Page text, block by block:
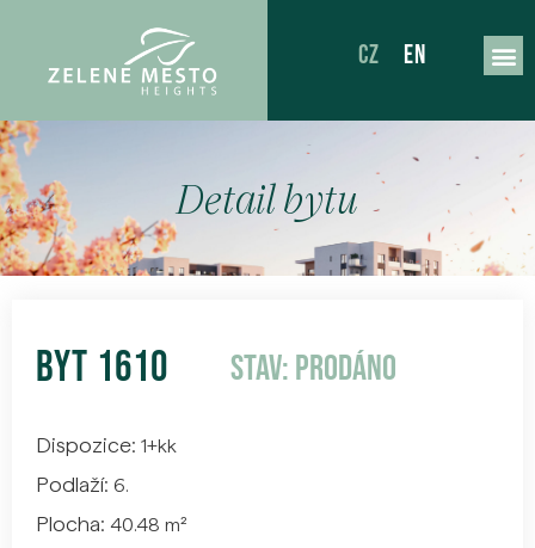
CZ EN
Detail bytu
BYT 1610 Stav:Prodáno
Dispozice: 1+kk
Podlaží: 6.
Plocha: 40.48 m²